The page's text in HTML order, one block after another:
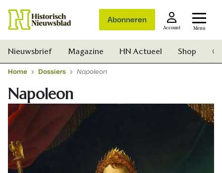
Abonneren
Account Menu
Nieuwsbrief Magazine HN Actueel Shop
Home Dossiers Napoleon
Napoleon